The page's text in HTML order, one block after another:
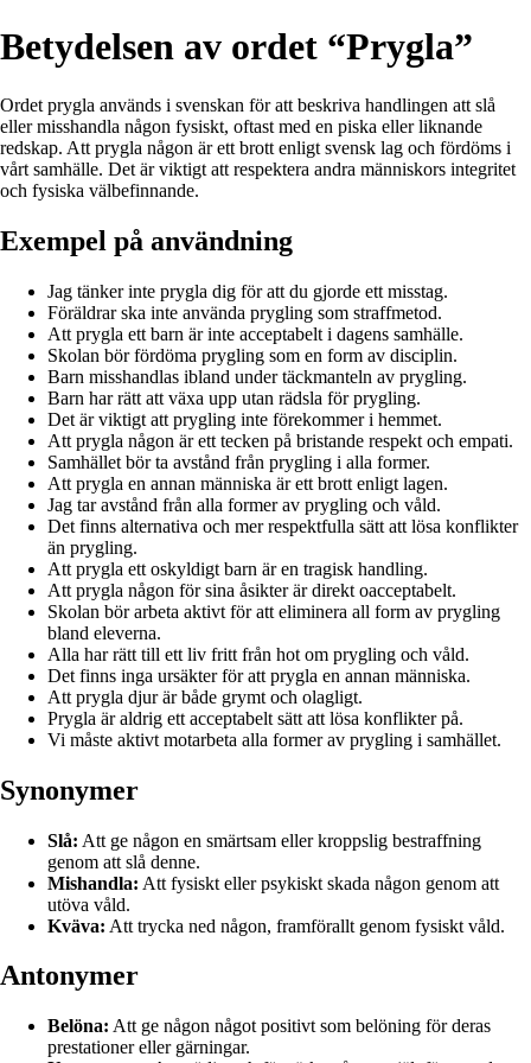
Betydelsen av ordet “Prygla”
Ordet prygla används i svenskan för att beskriva handlingen att slå
eller misshandla någon fysiskt, oftast med en piska eller liknande
redskap. Att prygla någon är ett brott enligt svensk lag och fördöms i
vårt samhälle. Det är viktigt att respektera andra människors integritet
och fysiska välbefinnande.
Exempel på användning
Jag tänker inte prygla dig för att du gjorde ett misstag.
Föräldrar ska inte använda prygling som straffmetod.
Att prygla ett barn är inte acceptabelt i dagens samhälle.
Skolan bör fördöma prygling som en form av disciplin.
Barn misshandlas ibland under täckmanteln av prygling.
Barn har rätt att växa upp utan rädsla för prygling.
Det är viktigt att prygling inte förekommer i hemmet.
Att prygla någon är ett tecken på bristande respekt och empati.
Samhället bör ta avstånd från prygling i alla former.
Att prygla en annan människa är ett brott enligt lagen.
Jag tar avstånd från alla former av prygling och våld.
Det finns alternativa och mer respektfulla sätt att lösa konflikter
än prygling.
Att prygla ett oskyldigt barn är en tragisk handling.
Att prygla någon för sina åsikter är direkt oacceptabelt.
Skolan bör arbeta aktivt för att eliminera all form av prygling
bland eleverna.
Alla har rätt till ett liv fritt från hot om prygling och våld.
Det finns inga ursäkter för att prygla en annan människa.
Att prygla djur är både grymt och olagligt.
Prygla är aldrig ett acceptabelt sätt att lösa konflikter på.
Vi måste aktivt motarbeta alla former av prygling i samhället.
Synonymer
Slå: Att ge någon en smärtsam eller kroppslig bestraffning
genom att slå denne.
Mishandla: Att fysiskt eller psykiskt skada någon genom att
utöva våld.
Kväva: Att trycka ned någon, framförallt genom fysiskt våld.
Antonymer
Belöna: Att ge någon något positivt som belöning för deras
prestationer eller gärningar.